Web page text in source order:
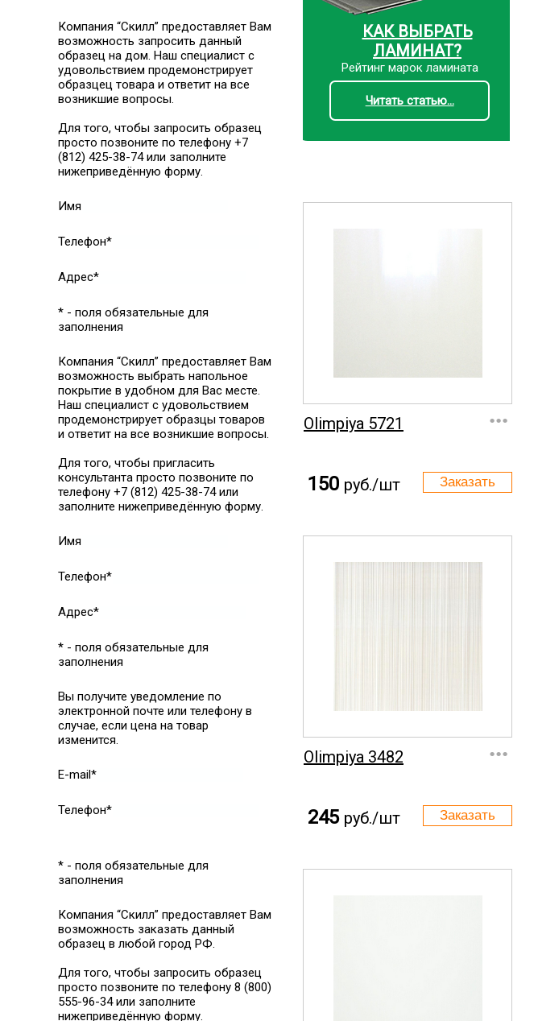
КАК ВЫБРАТЬ
ЛАМИНАТ?
Рейтинг марок ламината
Читать статью...
Olimpiya 5721 ...
150 руб./шт
Olimpiya 3482 ...
245 руб./шт
Компания “Скилл” предоставляет Вам
возможность запросить данный
образец на дом. Наш специалист с
удовольствием продемонстрирует
образцец товара и ответит на все
возникшие вопросы.
Для того, чтобы запросить образец
просто позвоните по телефону +7
(812) 425-38-74 или заполните
нижеприведённую форму.
Имя
Телефон*
Адрес*
* - поля обязательные для
заполнения
Компания “Скилл” предоставляет Вам
возможность выбрать напольное
покрытие в удобном для Вас месте.
Наш специалист с удовольствием
продемонстрирует образцы товаров
и ответит на все возникшие вопросы.
Для того, чтобы пригласить
консультанта просто позвоните по
телефону +7 (812) 425-38-74 или
заполните нижеприведённую форму.
Имя
Телефон*
Адрес*
* - поля обязательные для
заполнения
Вы получите уведомление по
электронной почте или телефону в
случае, если цена на товар
изменится.
E-mail*
Телефон*
* - поля обязательные для
заполнения
Компания “Скилл” предоставляет Вам
возможность заказать данный
образец в любой город РФ.
Для того, чтобы запросить образец
просто позвоните по телефону 8 (800)
555-96-34 или заполните
нижеприведённую форму.